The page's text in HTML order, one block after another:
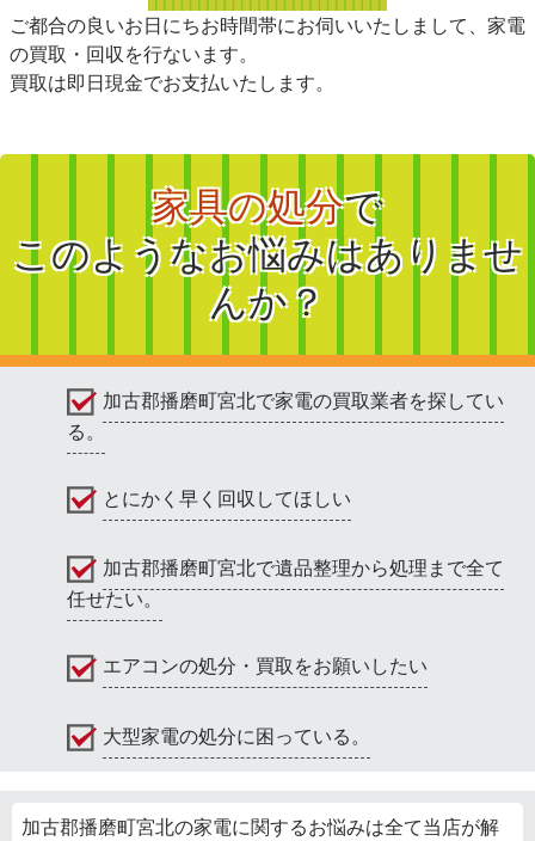
ご都合の良いお日にちお時間帯にお伺いいたしまして、家電
の買取・回収を行ないます。
買取は即日現金でお支払いたします。
家具の処分で
このようなお悩みはありませ
んか？
加古郡播磨町宮北で家電の買取業者を探してい
る。
とにかく早く回収してほしい
加古郡播磨町宮北で遺品整理から処理まで全て
任せたい。
エアコンの処分・買取をお願いしたい
大型家電の処分に困っている。
加古郡播磨町宮北の家電に関するお悩みは全て当店が解